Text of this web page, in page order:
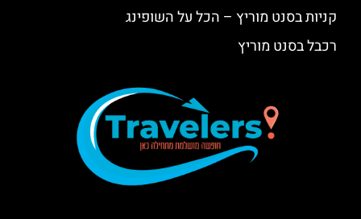
קניות בסנט מוריץ – הכל על השופינג
רכבל בסנט מוריץ